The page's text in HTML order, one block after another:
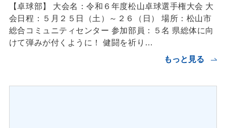
【卓球部】 大会名：令和６年度松山卓球選手権大会 大
会日程：５月２５日（土）～２６（日） 場所：松山市
総合コミュニティセンター 参加部員：５名 県総体に向
けて弾みが付くように！ 健闘を祈り…
もっと見る